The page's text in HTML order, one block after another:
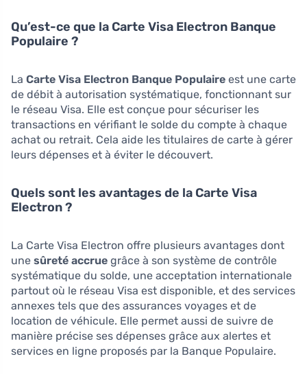
Qu’est-ce que la Carte Visa Electron Banque
Populaire ?
La Carte Visa Electron Banque Populaire est une carte
de débit à autorisation systématique, fonctionnant sur
le réseau Visa. Elle est conçue pour sécuriser les
transactions en vérifiant le solde du compte à chaque
achat ou retrait. Cela aide les titulaires de carte à gérer
leurs dépenses et à éviter le découvert.
Quels sont les avantages de la Carte Visa
Electron ?
La Carte Visa Electron offre plusieurs avantages dont
une sûreté accrue grâce à son système de contrôle
systématique du solde, une acceptation internationale
partout où le réseau Visa est disponible, et des services
annexes tels que des assurances voyages et de
location de véhicule. Elle permet aussi de suivre de
manière précise ses dépenses grâce aux alertes et
services en ligne proposés par la Banque Populaire.